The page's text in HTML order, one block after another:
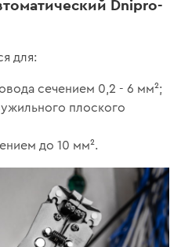
Dnipro-
для:
сечением 0,2 - 6 мм²;
плоского
до 10 мм².